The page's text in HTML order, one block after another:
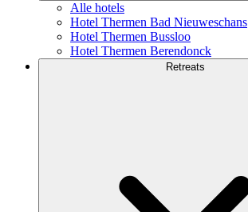
Alle hotels
Hotel Thermen Bad Nieuweschans
Hotel Thermen Bussloo
Hotel Thermen Berendonck
Retreats